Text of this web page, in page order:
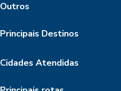
Outros
Principais Destinos
Cidades Atendidas